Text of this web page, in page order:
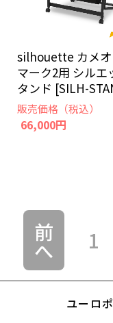
silhouette カメオ
マーク2用 シルエ
タンド [SILH-
販売価格（税込）
66,000円
前
へ 1
ユーロ